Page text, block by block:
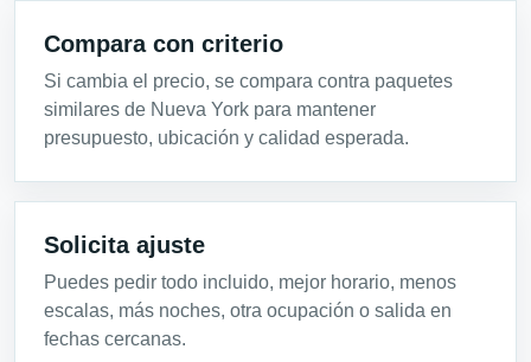
Compara con criterio
Si cambia el precio, se compara contra paquetes
similares de Nueva York para mantener
presupuesto, ubicación y calidad esperada.
Solicita ajuste
Puedes pedir todo incluido, mejor horario, menos
escalas, más noches, otra ocupación o salida en
fechas cercanas.